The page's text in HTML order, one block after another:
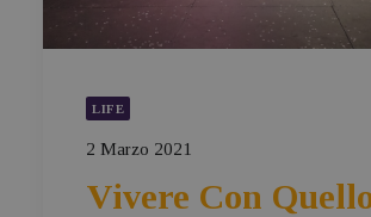
LIFE
2 Marzo 2021
Vivere Con